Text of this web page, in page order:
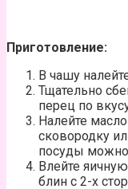
Приготовление:
В чашу
Тщательно
перец по
Налейте
сковородку
посуды
Влейте
блин с 2-х